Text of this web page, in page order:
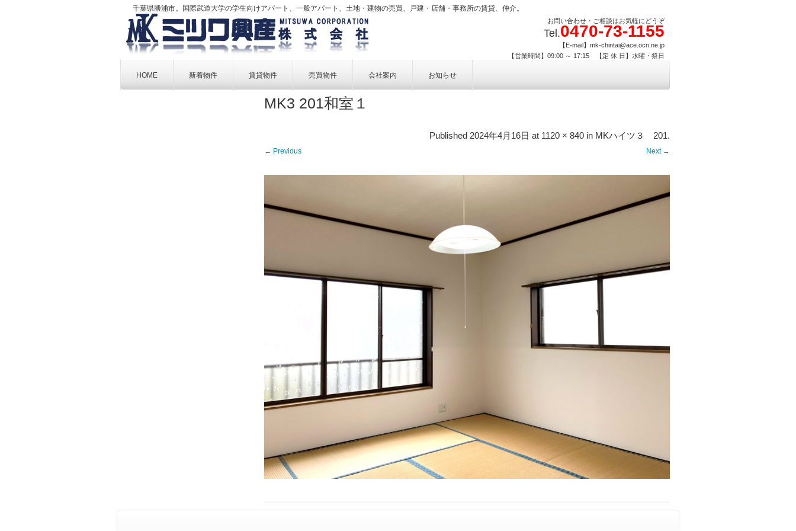
千葉県勝浦市。国際武道大学の学生向けアパート、一般アパート、土地・建物の売買、戸建・店舗・事務所の賃貸、仲介。
お問い合わせ・ご相談はお気軽にどうぞ
Tel.0470-73-1155
【E-mail】mk-chintai@ace.ocn.ne.jp
【営業時間】09:00 ～ 17:15 【定 休 日】水曜・祭日
contentHOME 新着物件 賃貸物件
賃貸物件一覧
売買物件
売買物件一覧
会社案内
お問い合せ
お知らせ
MK3 201和室１
Published 2024年4月16日 at 1120 × 840 in MKハイツ３ 201.
← Previous Next →